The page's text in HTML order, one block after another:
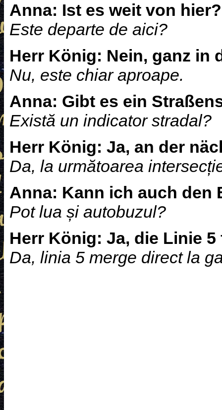
Anna: Ist es weit von hier?
Este departe de aici?
Herr König: Nein, ganz in
Nu, este chiar aproape.
Anna: Gibt es ein
Există un indicator stradal?
Herr König: Ja, an der
Da, la următoarea
Anna: Kann ich auch den
Pot lua și autobuzul?
Herr König: Ja, die Linie
Da, linia 5 merge direct la